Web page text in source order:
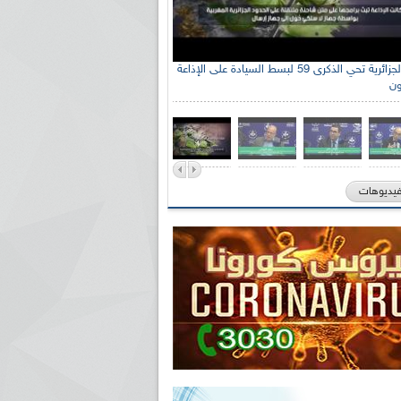
الإذاعة الجزائرية تحي الذكرى 59 لبسط السيادة على الإذاعة
الوطنية الجزائرية للتضامن مع الشعب
السيد سعيد العياشي